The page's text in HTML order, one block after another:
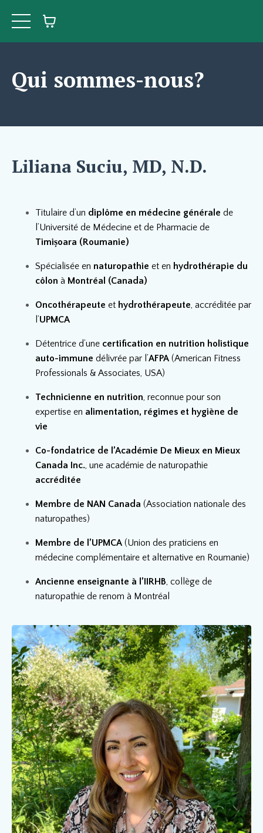
Qui sommes-nous?
Liliana Suciu, MD, N.D.
Titulaire d’un diplôme en médecine générale de
l’Université de Médecine et de Pharmacie de
Timișoara (Roumanie)
Spécialisée en naturopathie et en hydrothérapie du
côlon à Montréal (Canada)
Oncothérapeute et hydrothérapeute, accréditée par
l’UPMCA
Détentrice d’une certification en nutrition holistique
auto-immune délivrée par l’AFPA (American Fitness
Professionals & Associates, USA)
Technicienne en nutrition, reconnue pour son
expertise en alimentation, régimes et hygiène de
vie
Co-fondatrice de l’Académie De Mieux en Mieux
Canada Inc., une académie de naturopathie
accréditée
Membre de NAN Canada (Association nationale des
naturopathes)
Membre de l’UPMCA (Union des praticiens en
médecine complémentaire et alternative en Roumanie)
Ancienne enseignante à l’IIRHB, collège de
naturopathie de renom à Montréal